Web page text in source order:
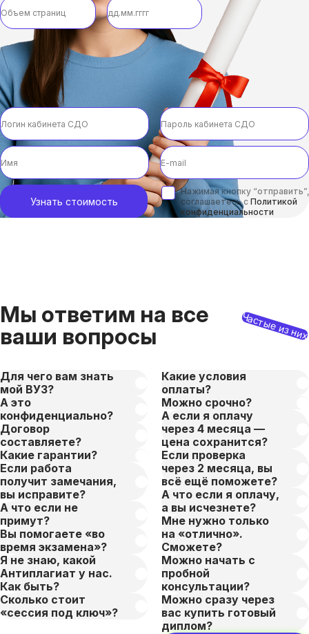
Узнать стоимость
Нажимая кнопку
соглашаетесь с Политикой
конфиденциальности
Мы ответим на все
ваши вопросы
Частые из них
Для чего вам знать
мой ВУЗ?
А это
конфиденциально?
Договор
составляете?
Какие гарантии?
Если работа
получит замечания,
вы исправите?
А что если не
примут?
Вы помогаете «во
время экзамена»?
Я не знаю, какой
Антиплагиат у нас.
Как быть?
Сколько стоит
«сессия под ключ»?
Какие условия
оплаты?
Можно срочно?
А если я оплачу
через 4 месяца —
цена сохранится?
Если проверка
через 2 месяца, вы
всё ещё поможете?
А что если я оплачу,
а вы исчезнете?
Мне нужно только
на «отлично».
Сможете?
Можно начать с
пробной
консультации?
Можно сразу через
вас купить готовый
диплом?